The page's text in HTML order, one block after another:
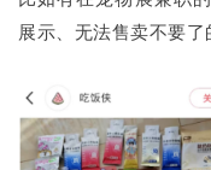
展示、无法售卖不要